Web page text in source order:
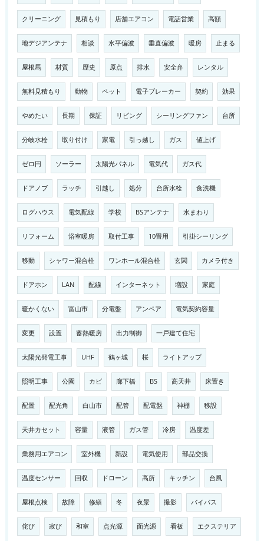
クリーニング 見積もり 店舗エアコン 電話営業 高額
地デジアンテナ 相談 水平偏波 垂直偏波 暖房 止まる
屋根馬 材質 歴史 原点 排水 安全弁 レンタル
無料見積もり 動物 ペット 電子ブレーカー 契約 効果
やめたい 長期 保証 リビング シーリングファン 台所
分岐水栓 取り付け 家電 引っ越し ガス 値上げ
ゼロ円 ソーラー 太陽光パネル 電気代 ガス代
ドアノブ ラッチ 引越し 処分 台所水栓 食洗機
ログハウス 電気配線 学校 BSアンテナ 水まわり
リフォーム 浴室暖房 取付工事 10畳用 引掛シーリング
移動 シャワー混合栓 ワンホール混合栓 玄関 カメラ付き
ドアホン LAN 配線 インターネット 増設 家庭
暖かくない 富山市 分電盤 アンペア 電気契約容量
変更 設置 蓄熱暖房 出力制御 一戸建て住宅
太陽光発電工事 UHF 鶴ヶ城 桜 ライトアップ
照明工事 公園 カビ 廊下橋 BS 高天井 床置き
配置 配光角 白山市 配管 配電盤 神棚 移設
天井カセット 容量 液管 ガス管 冷房 温度差
業務用エアコン 室外機 新設 電気使用 部品交換
温度センサー 回収 ドローン 高所 キッチン 台風
屋根点検 故障 修繕 冬 夜景 撮影 バイパス
侘び 寂び 和室 点光源 面光源 看板 エクステリア